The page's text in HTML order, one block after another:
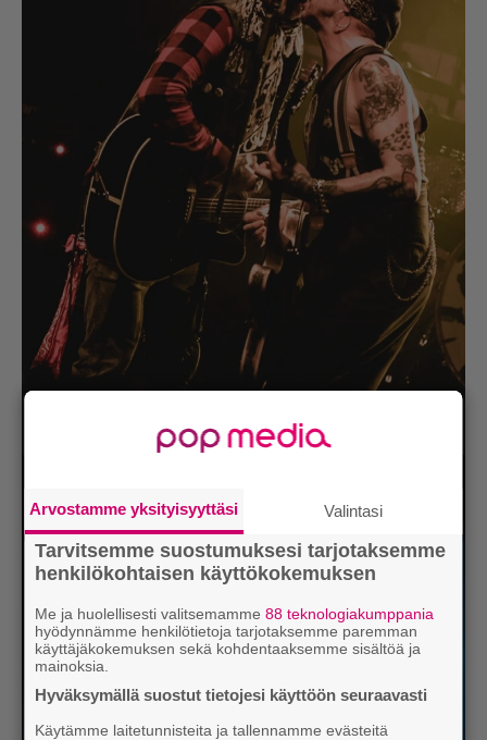
Arvostamme yksityisyyttäsi Valintasi
Tarvitsemme suostumuksesi tarjotaksemme
henkilökohtaisen käyttökokemuksen
Me ja huolellisesti valitsemamme88 teknologiakumppania
hyödynnämme henkilötietoja tarjotaksemme paremman
käyttäjäkokemuksen sekä kohdentaaksemme sisältöä ja
mainoksia.
Hyväksymällä suostut tietojesi käyttöön seuraavasti
Käytämme laitetunnisteita ja tallennamme evästeitä